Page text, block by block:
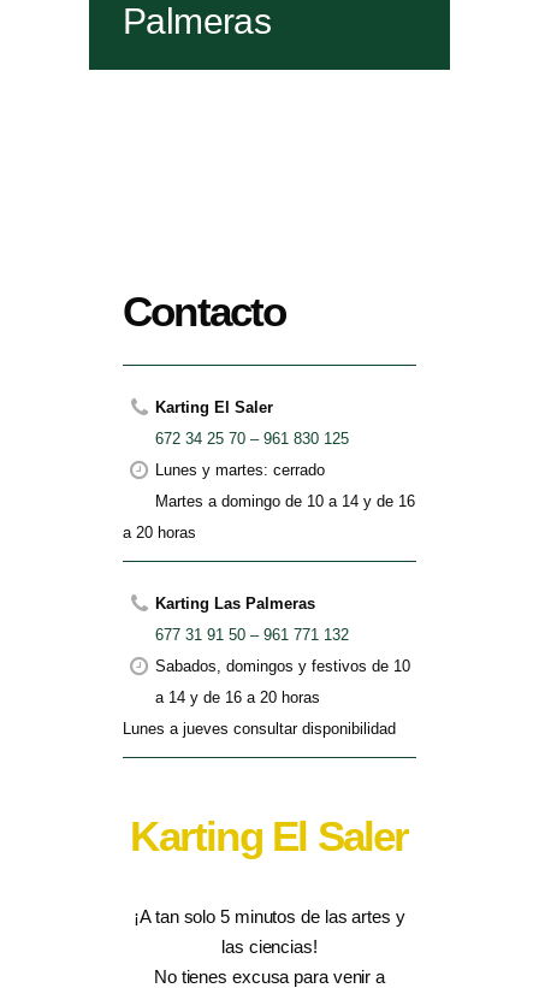
Palmeras
Contacto
Karting El Saler
672 34 25 70 – 961 830 125
Lunes y martes: cerrado
Martes a domingo de 10 a 14 y de 16
a 20 horas
Karting Las Palmeras
677 31 91 50 – 961 771 132
Sabados, domingos y festivos de 10
a 14 y de 16 a 20 horas
Lunes a jueves consultar disponibilidad
Karting El Saler
¡A tan solo 5 minutos de las artes y
las ciencias!
No tienes excusa para venir a